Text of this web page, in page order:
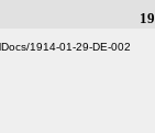
1914-01-29-DE-002